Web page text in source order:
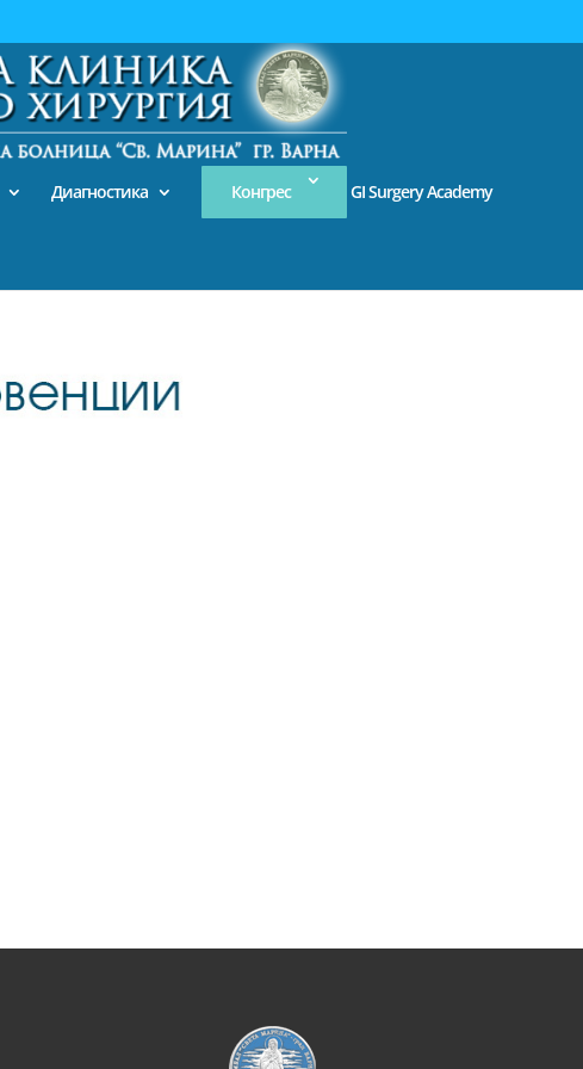
Диагностика Конгрес
GI Surgery Academy